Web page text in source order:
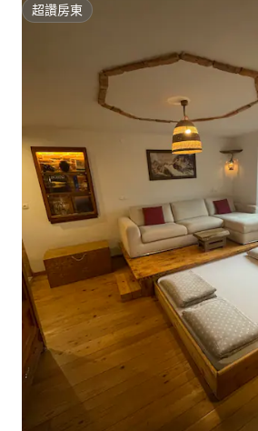
超讚房東
超讚房東